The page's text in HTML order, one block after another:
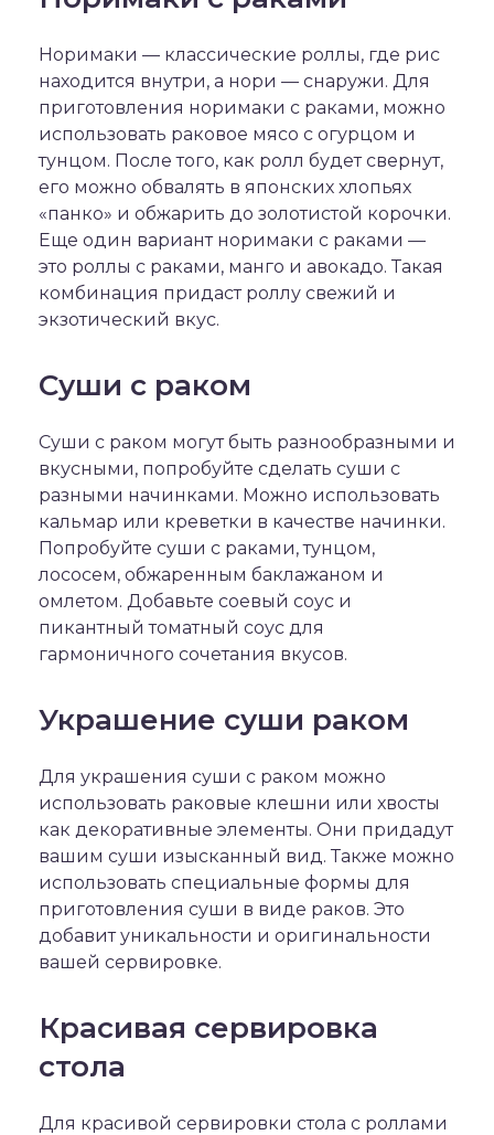
Норимаки — классические роллы, где рис
находится внутри, а нори — снаружи. Для
приготовления норимаки с раками, можно
использовать раковое мясо с огурцом и
тунцом. После того, как ролл будет свернут,
его можно обвалять в японских хлопьях
«панко» и обжарить до золотистой корочки.
Еще один вариант норимаки с раками —
это роллы с раками, манго и авокадо. Такая
комбинация придаст роллу свежий и
экзотический вкус.
Суши с раком
Суши с раком могут быть разнообразными и
вкусными, попробуйте сделать суши с
разными начинками. Можно использовать
кальмар или креветки в качестве начинки.
Попробуйте суши с раками, тунцом,
лососем, обжаренным баклажаном и
омлетом. Добавьте соевый соус и
пикантный томатный соус для
гармоничного сочетания вкусов.
Украшение суши раком
Для украшения суши с раком можно
использовать раковые клешни или хвосты
как декоративные элементы. Они придадут
вашим суши изысканный вид. Также можно
использовать специальные формы для
приготовления суши в виде раков. Это
добавит уникальности и оригинальности
вашей сервировке.
Красивая сервировка
стола
Для красивой сервировки стола с роллами